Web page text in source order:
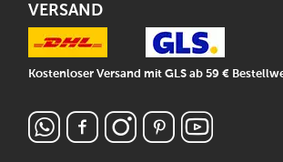
VERSAND
Kostenloser Versand mit GLS ab 59 €